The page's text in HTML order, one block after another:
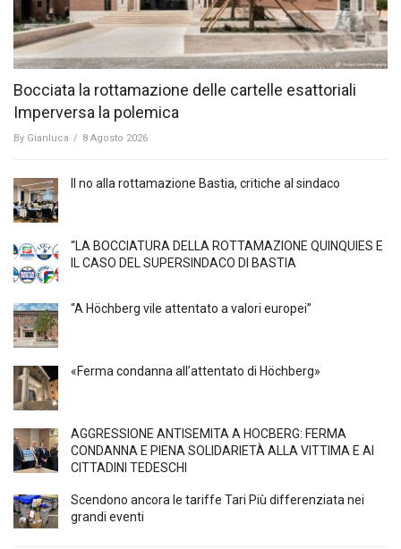
Bocciata la rottamazione delle cartelle esattoriali
Imperversa la polemica
By Gianluca / 8 Agosto 2026
Il no alla rottamazione Bastia, critiche al sindaco
“LA BOCCIATURA DELLA ROTTAMAZIONE QUINQUIES E
IL CASO DEL SUPERSINDACO DI BASTIA
“A Höchberg vile attentato a valori europei”
«Ferma condanna all’attentato di Höchberg»
AGGRESSIONE ANTISEMITA A HÖCBERG: FERMA
CONDANNA E PIENA SOLIDARIETÀ ALLA VITTIMA E AI
CITTADINI TEDESCHI
Scendono ancora le tariffe Tari Più differenziata nei
grandi eventi